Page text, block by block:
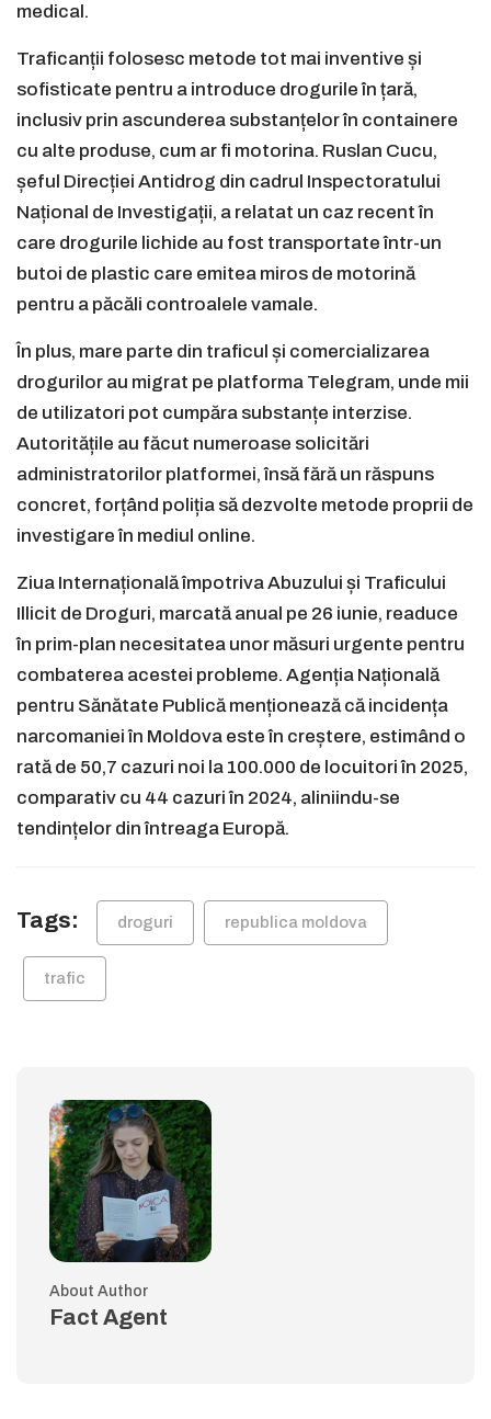
medical.
Traficanții folosesc metode tot mai inventive și
sofisticate pentru a introduce drogurile în țară,
inclusiv prin ascunderea substanțelor în containere
cu alte produse, cum ar fi motorina. Ruslan Cucu,
șeful Direcției Antidrog din cadrul Inspectoratului
Național de Investigații, a relatat un caz recent în
care drogurile lichide au fost transportate într-un
butoi de plastic care emitea miros de motorină
pentru a păcăli controalele vamale.
În plus, mare parte din traficul și comercializarea
drogurilor au migrat pe platforma Telegram, unde mii
de utilizatori pot cumpăra substanțe interzise.
Autoritățile au făcut numeroase solicitări
administratorilor platformei, însă fără un răspuns
concret, forțând poliția să dezvolte metode proprii de
investigare în mediul online.
Ziua Internațională împotriva Abuzului și Traficului
Illicit de Droguri, marcată anual pe 26 iunie, readuce
în prim-plan necesitatea unor măsuri urgente pentru
combaterea acestei probleme. Agenția Națională
pentru Sănătate Publică menționează că incidența
narcomaniei în Moldova este în creștere, estimând o
rată de 50,7 cazuri noi la 100.000 de locuitori în 2025,
comparativ cu 44 cazuri în 2024, aliniindu-se
tendințelor din întreaga Europă.
Tags: droguri republica moldova
trafic
About Author
Fact Agent